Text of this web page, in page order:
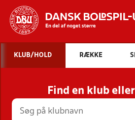
STILLINGER,
HOLD
KLUB/HOLD RÆKKE
Find en klub